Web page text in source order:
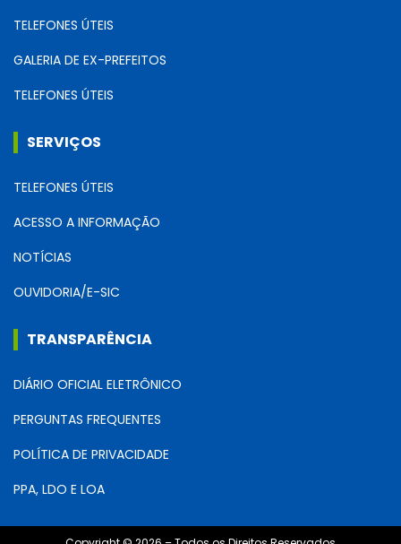
TELEFONES ÚTEIS
GALERIA DE EX-PREFEITOS
TELEFONES ÚTEIS
SERVIÇOS
TELEFONES ÚTEIS
ACESSO A INFORMAÇÃO
NOTÍCIAS
OUVIDORIA/E-SIC
TRANSPARÊNCIA
DIÁRIO OFICIAL ELETRÔNICO
PERGUNTAS FREQUENTES
POLÍTICA DE PRIVACIDADE
PPA, LDO E LOA